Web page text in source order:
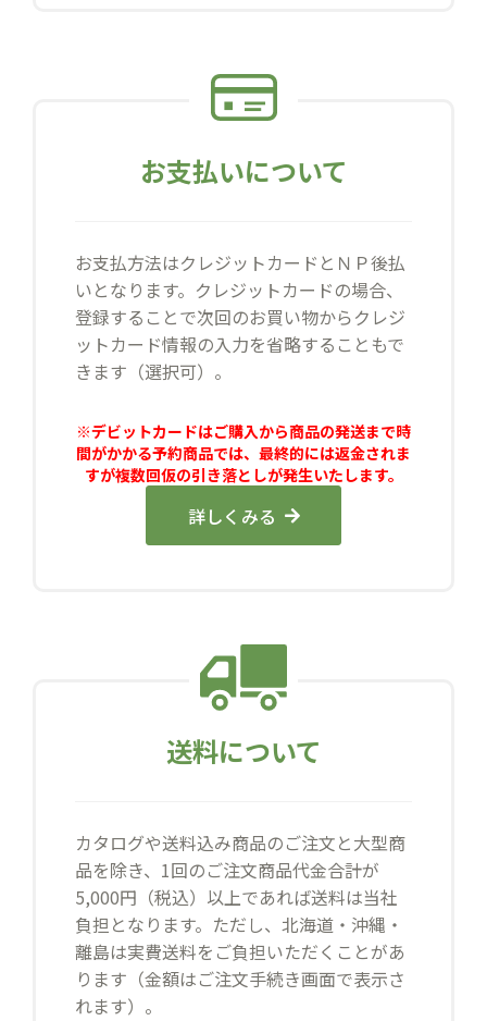
お支払いについて
お支払方法はクレジットカードとＮＰ後払
いとなります。クレジットカードの場合、
登録することで次回のお買い物からクレジ
ットカード情報の入力を省略することもで
きます（選択可）。
※デビットカードはご購入から商品の発送まで時
間がかかる予約商品では、最終的には返金されま
すが複数回仮の引き落としが発生いたします。
詳しくみる
送料について
カタログや送料込み商品のご注文と大型商
品を除き、1回のご注文商品代金合計が
5,000円（税込）以上であれば送料は当社
負担となります。ただし、北海道・沖縄・
離島は実費送料をご負担いただくことがあ
ります（金額はご注文手続き画面で表示さ
れます）。